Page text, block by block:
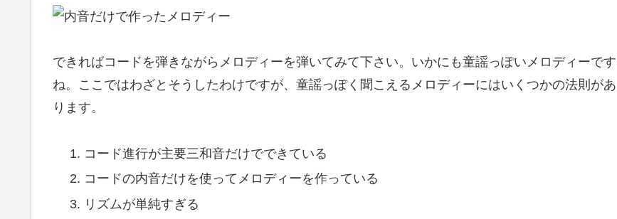
できればコードを弾きながらメロディーを弾いてみて下さい。いかにも童謡っぽいメロディーです
ね。ここではわざとそうしたわけですが、童謡っぽく聞こえるメロディーにはいくつかの法則があ
ります。
コード進行が主要三和音だけでできている
コードの内音だけを使ってメロディーを作っている
リズムが単純すぎる